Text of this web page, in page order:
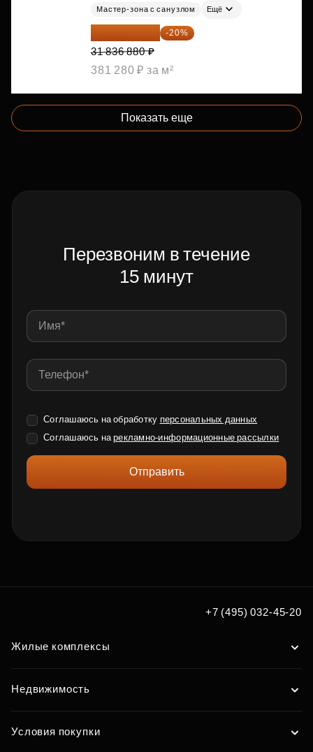
Мастер-зона с санузлом Ещё
25 469 504 ₽ -20%
31 836 880 ₽
381 280 ₽ за м²
Показать еще
Перезвоним в течение
15 минут
Соглашаюсь на обработку персональных данных
Соглашаюсь нарекламно-информационные рассылки
Отправить
+7 (495) 032-45-20
Жилые комплексы
Недвижимость
Условия покупки